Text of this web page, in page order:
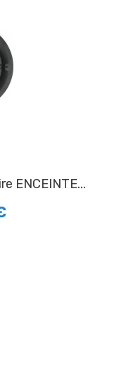
ENCEINTE...